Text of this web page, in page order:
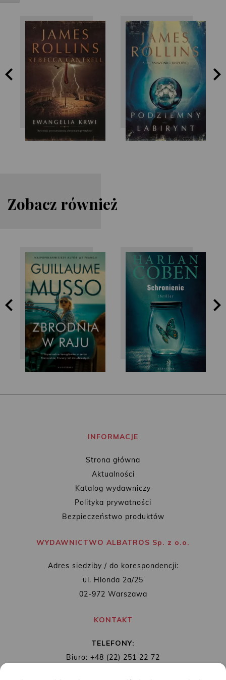
James Rollins James Rollins
Zobacz również
Guillaume Musso Harlan Coben
INFORMACJE
Strona główna
Aktualności
Katalog wydawniczy
Polityka prywatności
Bezpieczeństwo produktów
WYDAWNICTWO ALBATROS Sp. z o.o.
Adres siedziby / do korespondencji:
ul. Hlonda 2a/25
02-972 Warszawa
KONTAKT
TELEFONY:
Biuro: +48 (22) 251 22 72